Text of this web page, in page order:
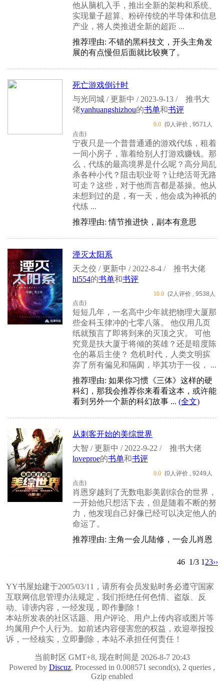
他从脑机入手，推出全新的架构和系统、
实现量子超算、粉碎传统的半导体和信息
产业，将人类推进全新的超距 ...
推荐理由: 不错的黑科技文，开头主角发
展的有点慢但后面就比较爽了。
死亡游戏倒计时
与光同城 / 更新中 / 2023-9-13 /
推书大
佬yanhuangshizhou的书单和书评
0.0 (0人评价 , 9571人
点击)
宁夜只是一个普普通通的游戏代练，租着
一间小房子，靠着给别人打游戏赚钱。那
么，代练的最高境界是什么呢？高分局乱
杀各种小代？阻击职业哥？让绝活哥无路
可走？这些，对于他而言都是基操。他从
未想到过的是，有一天，他会成为神祇的
代练 ...
推荐理由: 情节推进快，副本有意思
湮灭太阳系
天之佼 / 更新中 / 2022-8-4 /
推书大佬
hl554的书单和书评
10.0 (2人评价 , 9538人
点击)
短短几年，一名高中少年就把物理大厦那
些金科玉律冲的七零八落。 他仅用几页
纸就预言了即将到来的灭顶之灾。 可他
究竟是扶大厦于将倾的英雄？还是暗度陈
仓的幕后主使？ 危机时代，人类文明摈
弃了所有偏见和隔阂，毕其功于一役， ...
推荐理由: 如果你习惯《三体》这样的硬
科幻，那我会推荐你来看看这本，或许能
看到另外一个新的科幻故事 ... (全文)
从刺客开始的美综世界
大智 / 更新中 / 2022-9-22 /
推书大佬
loveproe的书单和书评
0.0 (0人评价 , 9249人
点击)
肖恩穿越到了无数电影美剧综合的世界，
一开始他只想活下去，但是随着不断的努
力，他发现自己好像已经可以决定他人的
命运了。
推荐理由: 主角一会儿陆修，一会儿肖恩
46 1/3 1 23››
YY书屋始建于2005/03/11，请所有会员发贴时务必遵守国家
互联网信息管理办法规定，我们拒绝任何色情、盗版、反
动、诽谤内容，一经发现，即作删除！
本站所发表的社区话题、用户评论、用户上传内容或图片等
均属用户个人行为。如前述内容侵害您的权益，欢迎举报投
诉，一经核实，立即删除，本站不承担任何责任！
当前时区 GMT+8, 现在时间是 2026-8-7 20:43
Powered by Discuz, Processed in 0.008571 second(s), 2 queries ,
Gzip enabled